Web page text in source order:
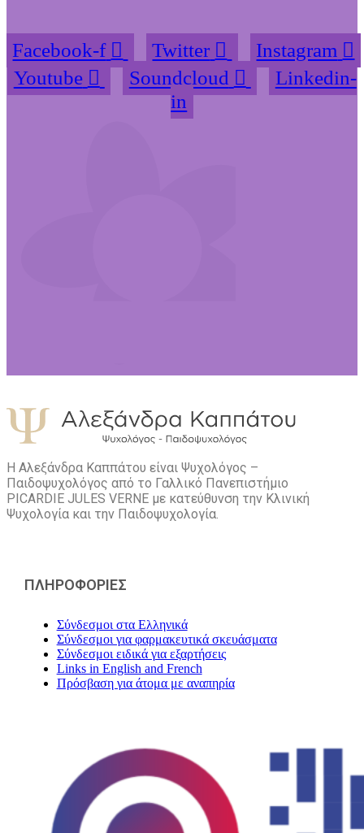
Facebook-f Twitter
Instagram
Youtube
Soundcloud
Linkedin-
in
Η Αλεξάνδρα Καππάτου είναι Ψυχολόγος –
Παιδοψυχολόγος από το Γαλλικό Πανεπιστήμιο
PICARDIE JULES VERNE με κατεύθυνση την Kλινική
Ψυχολογία και την Παιδοψυχολογία.
ΠΛΗΡΟΦΟΡΙΕΣ
Σύνδεσμοι στα Ελληνικά
Σύνδεσμοι για φαρμακευτικά σκευάσματα
Σύνδεσμοι ειδικά για εξαρτήσεις
Links in English and French
Πρόσβαση για άτομα με αναπηρία